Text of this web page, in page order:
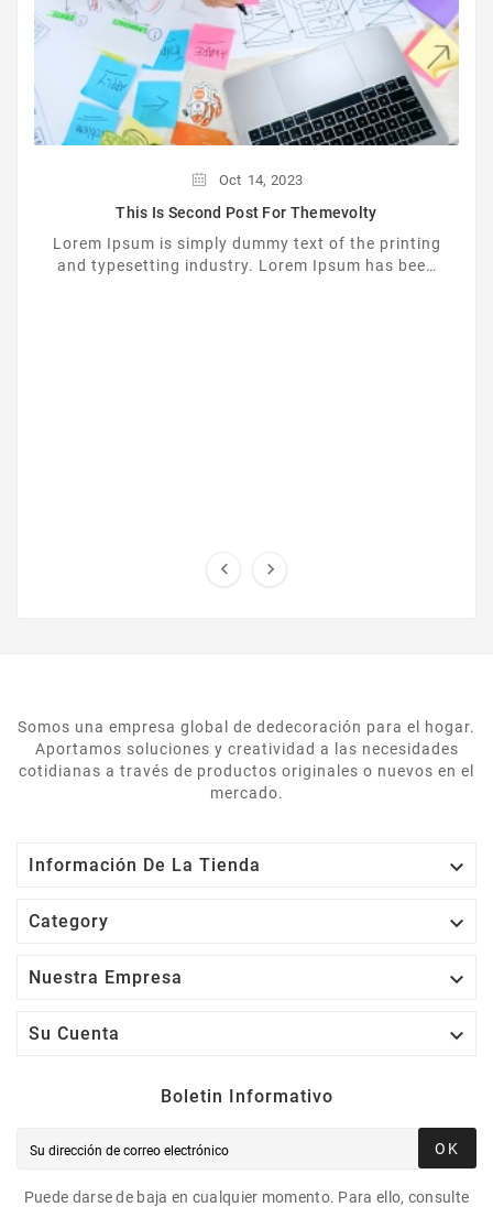
Oct 14, 2023
This Is Second Post For Themevolty
Lorem Ipsum is simply dummy text of the printing
and typesetting industry. Lorem Ipsum has been
 
Somos una empresa global de dedecoración para el hogar.
Aportamos soluciones y creatividad a las necesidades
cotidianas a través de productos originales o nuevos en el
mercado.
Información De La Tienda 
Category 
Nuestra Empresa 
Su Cuenta 
Boletin Informativo
OK
Puede darse de baja en cualquier momento. Para ello, consulte